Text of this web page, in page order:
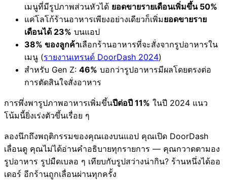
เมนูที่มีรูปภาพส่วนหัวได้ ยอดขายรายเดือนเพิ่มขึ้น 50%
แค่โลโก้ร้านอาหารเพียงอย่างเดียวก็เพิ่มยอดขายราย
เดือนได้ 23% บนแอป
38% ของลูกค้าเลือกร้านอาหารที่จะสั่งจากรูปอาหารใน
เมนู (รายงานเทรนด์ DoorDash 2024)
สำหรับ Gen Z: 46% บอกว่ารูปอาหารมีผลโดยตรงต่อ
การตัดสินใจสั่งอาหาร
การพึ่งพารูปภาพอาหารเพิ่มขึ้นปีต่อปี 11% ในปี 2024 แนว
โน้มนี้ยิ่งเร่งตัวขึ้นเรื่อย ๆ
ลองนึกถึงพฤติกรรมของคุณเองบนแอป คุณเปิด DoorDash
เลื่อนดู คุณไม่ได้อ่านคำอธิบายทุกรายการ — คุณกวาดตามอง
รูปอาหาร รูปมืดเบลอ ๆ เทียบกับรูปสว่างน่ากิน? ร้านหนึ่งได้ออ
เดอร์ อีกร้านถูกเลื่อนผ่านทุกครั้ง